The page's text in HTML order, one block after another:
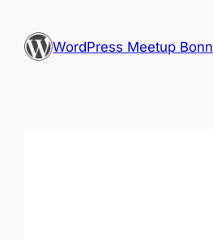
Inhalt
springen
WordPress Meetup Bonn